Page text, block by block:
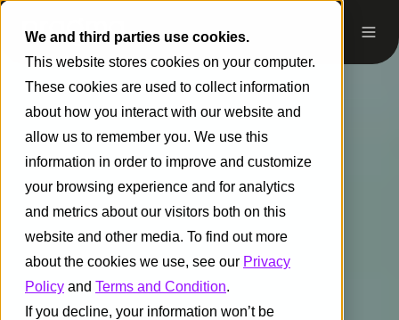
We and third parties use cookies.
This website stores cookies on your computer.
These cookies are used to collect information
about how you interact with our website and
allow us to remember you. We use this
information in order to improve and customize
your browsing experience and for analytics
and metrics about our visitors both on this
website and other media. To find out more
about the cookies we use, see our Privacy
Policy and Terms and Condition.
If you decline, your information won’t be